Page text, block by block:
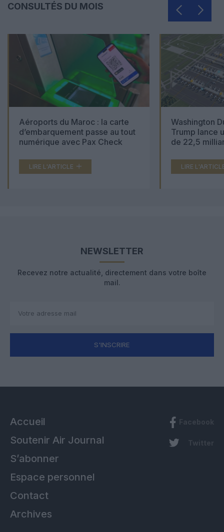
CONSULTÉS DU MOIS
Aéroports du Maroc : la carte
d’embarquement passe au tout
numérique avec Pax Check
LIRE L'ARTICLE
Washington
Trump lance
de 22,5
LIRE
NEWSLETTER
Recevez notre actualité, directement dans votre boîte
mail.
S'INSCRIRE
Accueil
Soutenir Air Journal
S’abonner
Espace personnel
Contact
Archives